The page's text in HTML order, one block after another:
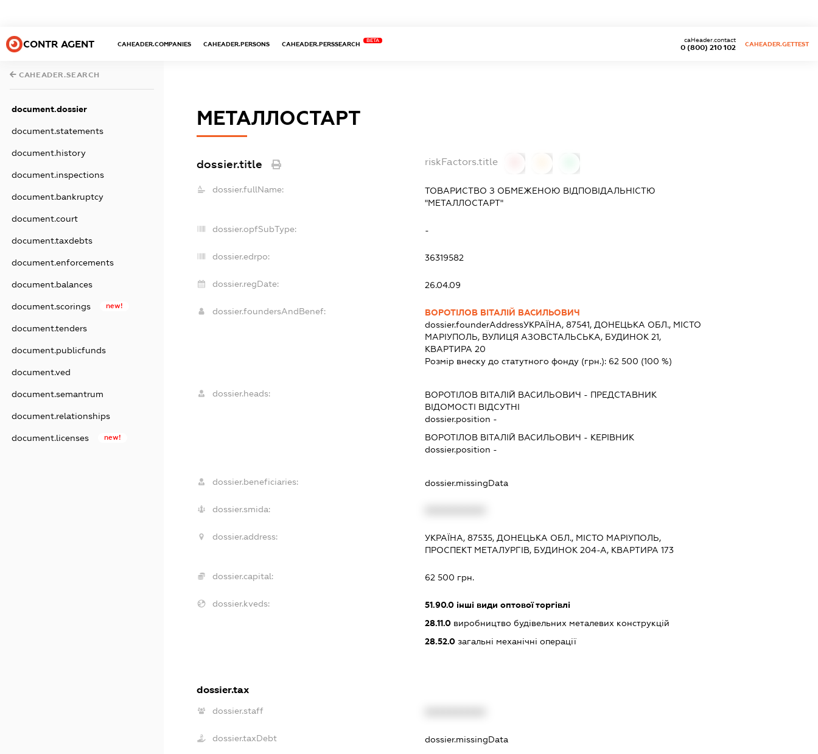
CONTR AGENT CAHEADER.COMPANIES CAHEADER.PERSONS CAHEADER.PERSSEARCH
BETA
0 (800) 210 102
caHeader.contact
CAHEADER.GETTEST
CAHEADER.SEARCH
document.dossier
document.statements
document.history
document.inspections
document.bankruptcy
document.court
document.taxdebts
document.enforcements
document.balances
document.scorings new!
document.tenders
document.publicfunds
document.ved
document.semantrum
document.relationships
document.licenses new!
МЕТАЛЛОСТАРТ
dossier.title riskFactors.title
dossier.fullName:
ТОВАРИСТВО З ОБМЕЖЕНОЮ ВІДПОВІДАЛЬНІСТЮ
"МЕТАЛЛОСТАРТ"
dossier.opfSubType: -
dossier.edrpo: 36319582
dossier.regDate: 26.04.09
dossier.foundersAndBenef:
ВОРОТІЛОВ ВІТАЛІЙ ВАСИЛЬОВИЧ
dossier.founderAddressУКРАЇНА, 87541, ДОНЕЦЬКА ОБЛ., МІСТО
МАРІУПОЛЬ, ВУЛИЦЯ АЗОВСТАЛЬСЬКА, БУДИНОК 21,
КВАРТИРА 20
Розмір внеску до статутного фонду (грн.): 62 500 (100 %)
dossier.heads: ВОРОТІЛОВ ВІТАЛІЙ ВАСИЛЬОВИЧ - ПРЕДСТАВНИК
ВІДОМОСТІ ВІДСУТНІ
dossier.position -
ВОРОТІЛОВ ВІТАЛІЙ ВАСИЛЬОВИЧ - КЕРІВНИК
dossier.position -
dossier.beneficiaries: dossier.missingData
dossier.smida:
dossier.address:
УКРАЇНА, 87535, ДОНЕЦЬКА ОБЛ., МІСТО МАРІУПОЛЬ,
ПРОСПЕКТ МЕТАЛУРГІВ, БУДИНОК 204-А, КВАРТИРА 173
dossier.capital: 62 500 грн.
dossier.kveds: 51.90.0інші види оптової торгівлі
28.11.0виробництво будівельних металевих конструкцій
28.52.0загальні механічні операції
dossier.tax
dossier.staff
dossier.taxDebt dossier.missingData